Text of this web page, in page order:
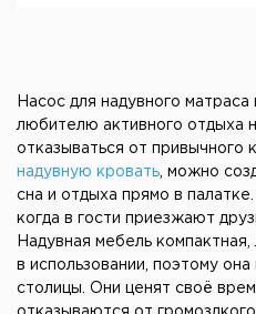
Насос для надувного
любителю активного отдыха
отказываться от
надувную кровать , можно
сна и отдыха прямо в
когда в гости приезжают
Надувная мебель
в использовании, поэтому
столицы. Они ценят своё